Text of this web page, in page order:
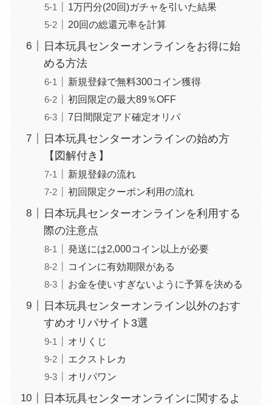
1万円分(20回)ガチャを引いた結果
20回の総還元率を計算
日本玩具センターオンラインをお得に始
める方法
新規登録で無料300コイン獲得
初回限定の最大89％OFF
7日間限定アド確定オリパ
日本玩具センターオンラインの始め方
【図解付き】
新規登録の流れ
初回限定クーポン利用の流れ
日本玩具センターオンラインを利用する
際の注意点
発送には2,000コイン以上が必要
コインに有効期限がある
お金を使いすぎないように予算を決める
日本玩具センターオンライン以外のおす
すめオリパサイト3選
オリくじ
エクストレカ
オリパワン
日本玩具センターオンラインに関するよ